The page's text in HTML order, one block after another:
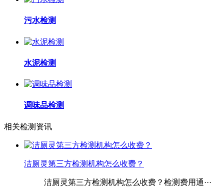
污水检测
水泥检测
调味品检测
相关检测资讯
洁厕灵第三方检测机构怎么收费？
洁厕灵第三方检测机构怎么收费？检测费用通···